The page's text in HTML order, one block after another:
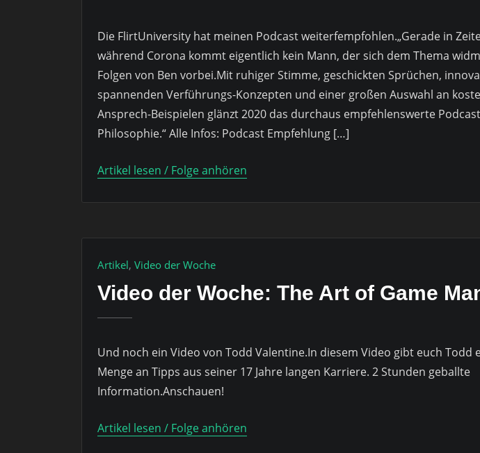
Die FlirtUniversity hat meinen Podcast weiterfempfohlen.„Gerade in
während Corona kommt eigentlich kein Mann, der sich dem Thema
Folgen von Ben vorbei.Mit ruhiger Stimme, geschickten Sprüchen,
spannenden Verführungs-Konzepten und einer großen Auswahl an
Ansprech-Beispielen glänzt 2020 das durchaus empfehlenswerte
Philosophie.“ Alle Infos: Podcast Empfehlung […]
Artikel lesen / Folge anhören
Artikel, Video der Woche
Video der Woche: The Art of Game
Und noch ein Video von Todd Valentine.In diesem Video gibt euch Todd
Menge an Tipps aus seiner 17 Jahre langen Karriere. 2 Stunden geballte
Information.Anschauen!
Artikel lesen / Folge anhören